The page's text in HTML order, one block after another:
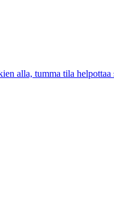
alla, tumma tila